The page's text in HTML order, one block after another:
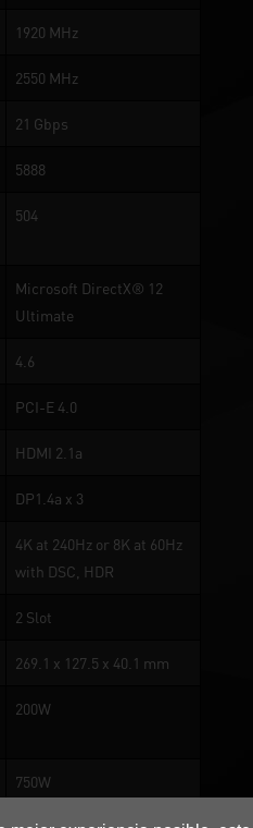
1920 MHz
2550 MHz
21 Gbps
5888
504
Microsoft DirectX® 12
Ultimate
4.6
PCI-E 4.0
HDMI 2.1a
DP1.4a x 3
4K at 240Hz or 8K at 60Hz
with DSC, HDR
2 Slot
269.1 x 127.5 x 40.1 mm
200W
750W